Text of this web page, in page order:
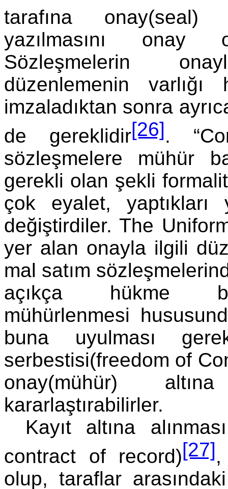
tarafına
yazılmasını onay
Sözleşmelerin
düzenlemenin
imzaladıktan sonra
de gereklidir[26].
sözleşmelere mühür
gerekli olan şekli
çok eyalet,
değiştirdiler. The
yer alan onayla ilgili
mal satım
açıkça hükme
mühürlenmesi
buna uyulması
serbestisi(freedom of
onay(mühür) altına
kararlaştırabilirler.
Kayıt altına
contract of record)[27],
olup, taraflar